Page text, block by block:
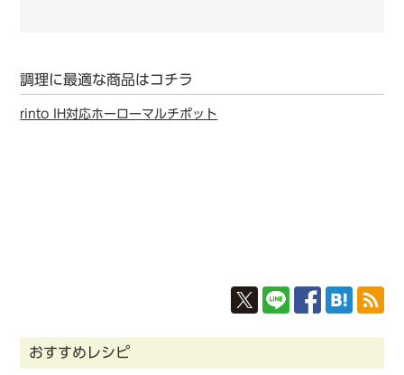
調理に最適な商品はコチラ
rinto IH対応ホーローマルチポット
おすすめレシピ